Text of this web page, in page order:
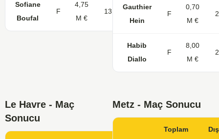
Sofiane
Boufal
F
4,75
M €
13 1
Gauthier
Hein
F
0,70
M €
Habib
Diallo
F
8,00
M €
Le Havre - Maç
Sonucu
Metz - Maç Sonucu
Toplam